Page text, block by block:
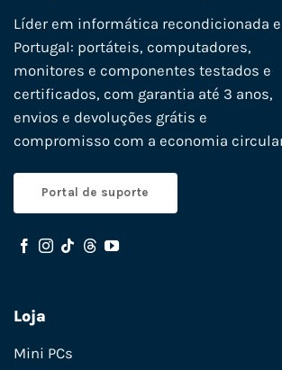
Líder em informática recondicionada
Portugal: portáteis, computadores,
monitores e componentes testados e
certificados, com garantia até 3 anos,
envios e devoluções grátis e
compromisso com a economia
Portal de suporte
Loja
Mini PCs